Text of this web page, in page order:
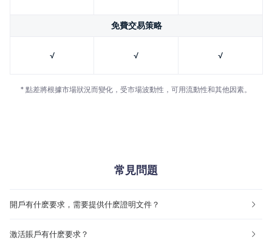
免費交易策略
√ √ √
* 點差將根據市場狀況而變化，受市場波動性，可用流動性和其他因素。
常見問題
開戶有什麽要求，需要提供什麽證明文件？
激活賬戶有什麽要求？